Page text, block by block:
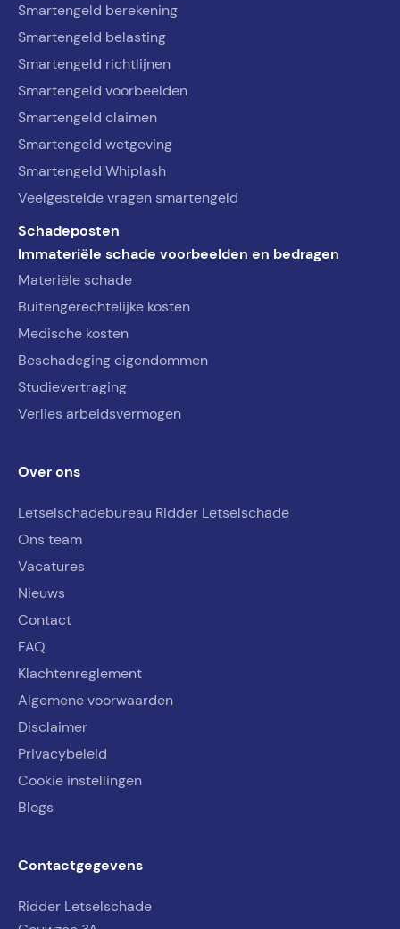
Smartengeld berekening
Smartengeld belasting
Smartengeld richtlijnen
Smartengeld voorbeelden
Smartengeld claimen
Smartengeld wetgeving
Smartengeld Whiplash
Veelgestelde vragen smartengeld
Schadeposten
Immateriële schade voorbeelden en bedragen
Materiële schade
Buitengerechtelijke kosten
Medische kosten
Beschadeging eigendommen
Studievertraging
Verlies arbeidsvermogen
Over ons
Letselschadebureau Ridder Letselschade
Ons team
Vacatures
Nieuws
Contact
FAQ
Klachtenreglement
Algemene voorwaarden
Disclaimer
Privacybeleid
Cookie instellingen
Blogs
Contactgegevens
Ridder Letselschade